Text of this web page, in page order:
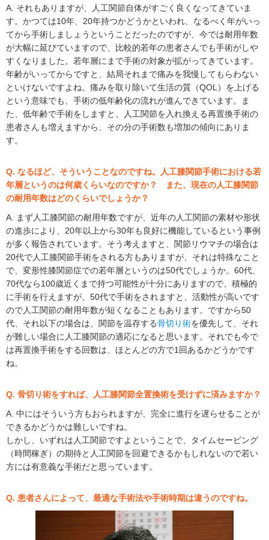
A. それもありますが、人工関節自体がすごく良くなってきていま
す。かつては10年、20年持つかどうかといわれ、なるべく年がいっ
てから手術しましょうということだったのですが、今では耐用年数
が大幅に延びていますので、比較的若年の患者さんでも手術がしや
すくなりました。若年層にまで手術の対象が拡がってきています。
年齢がいってからですと、結局それまで痛みを我慢してもらわない
といけないですよね。痛みを取り除いて生活の質（QOL）を上げる
という意味でも、手術の低年齢化の流れが進んできています。ま
た、低年齢で手術をしますと、人工関節を入れ換える再置換手術の
患者さんも増えますから、その分の手術数も増加の傾向にありま
す。
Q. なるほど、そういうことなのですね。人工膝関節手術における若
年層というのは何歳くらいなのですか？ また、現在の人工膝関節
の耐用年数はどのくらいでしょうか？
A. まず人工膝関節の耐用年数ですが、近年の人工関節の素材や形状
の進歩により、20年以上から30年も良好に機能しているという事例
が多く報告されています。そう考えますと、関節リウマチの場合は
20代で人工膝関節手術をされる方もありますが、それは特殊なこと
で、変形性膝関節症での若年層というのは50代でしょうか。60代、
70代なら100歳近くまで持つ可能性が十分にありますので、積極的
に手術を行えますが、50代で手術をされますと、活動性が高いです
ので人工関節の耐用年数が短くなることもあります。ですから50
代、それ以下の場合は、関節を温存する骨切り術を優先して、それ
が難しい場合に人工膝関節の適応になると思います。それでも今で
は再置換手術をする回数は、ほとんどの方で1回あるかどうかです
ね。
Q. 骨切り術をすれば、人工膝関節全置換術を受けずに済みますか？
A. 中にはそういう方もおられますが、完全に進行を遅らせることが
できるかどうかは難しいですね。
しかし、いずれは人工関節ですよということで、タイムセービング
（時間稼ぎ）の期待と人工関節を回避できるかもしれないので若い
方には有意義な手術だと思っています。
Q. 患者さんによって、最適な手術法や手術時期は違うのですね。